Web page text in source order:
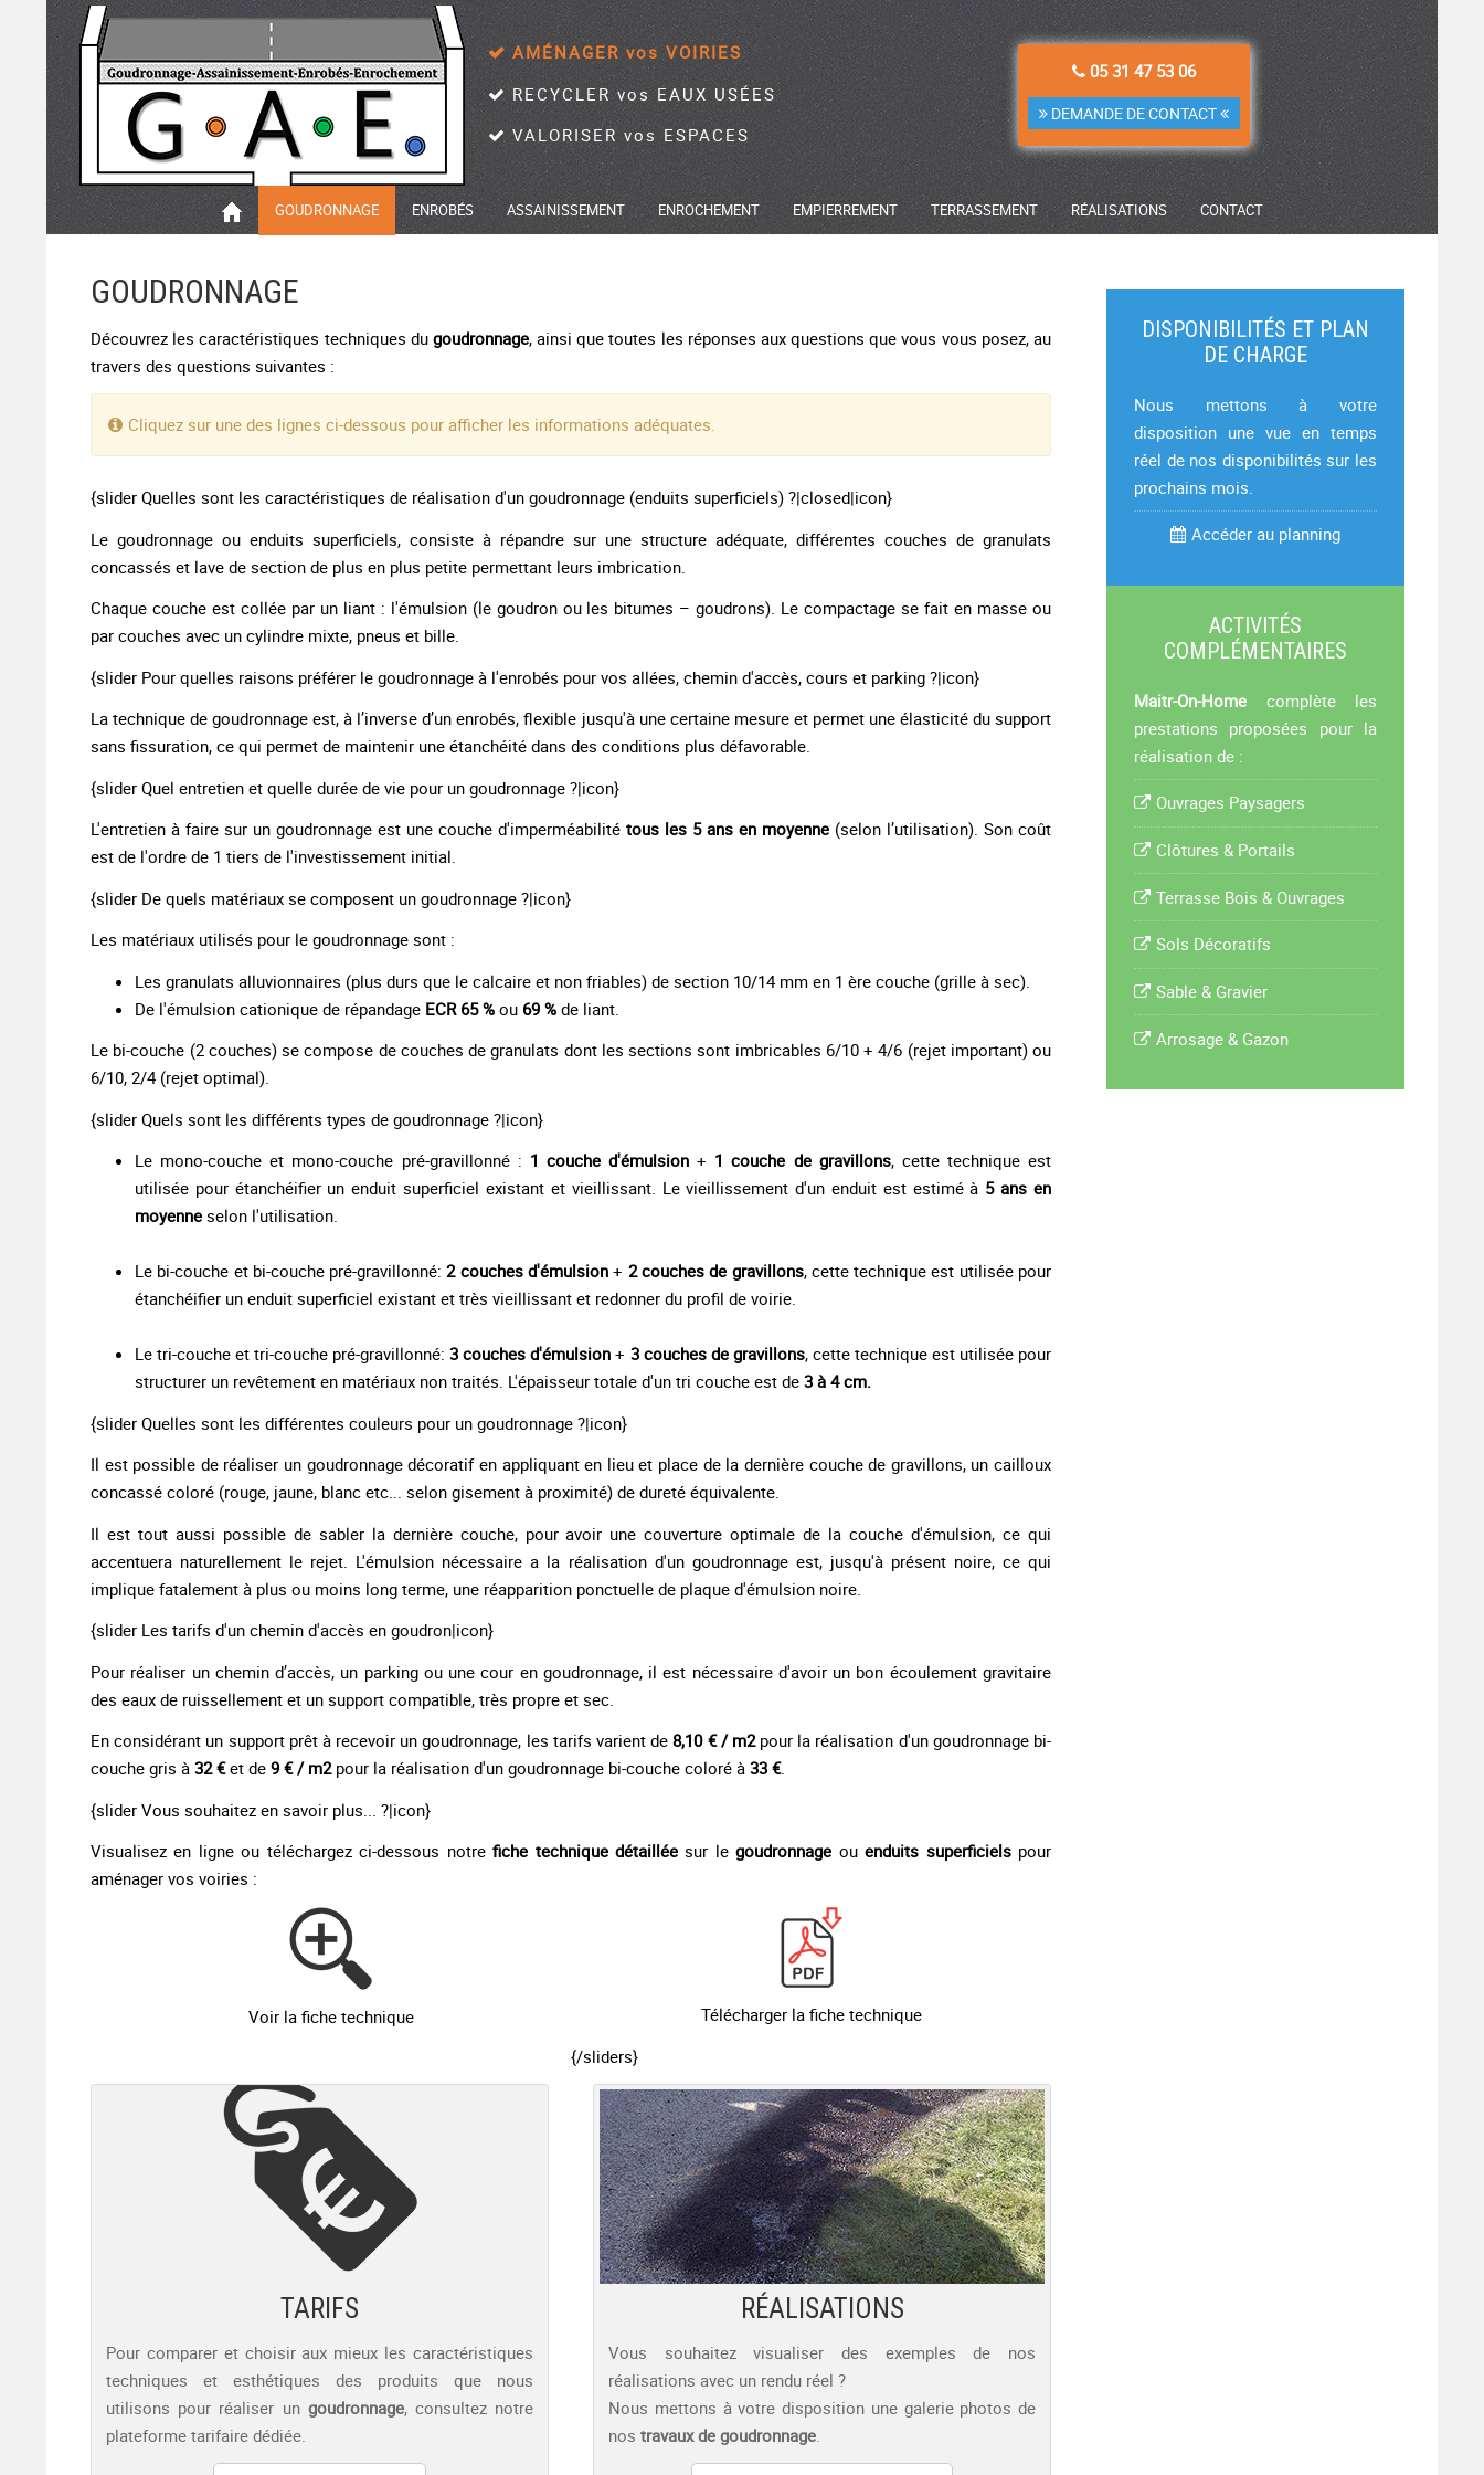
05 31 47 53 06
DEMANDE DE CONTACT
AMÉNAGER vos VOIRIES
RECYCLER vos EAUX USÉES
VALORISER vos ESPACES
GOUDRONNAGE ENROBÉS ASSAINISSEMENT ENROCHEMENT EMPIERREMENT TERRASSEMENT RÉALISATIONS CONTACT
GOUDRONNAGE
Découvrez les caractéristiques techniques du goudronnage, ainsi que toutes les réponses aux questions que vous vous posez, au
travers des questions suivantes :
Cliquez sur une des lignes ci-dessous pour afficher les informations adéquates.
{slider Quelles sont les caractéristiques de réalisation d'un goudronnage (enduits superficiels) ?|closed|icon}
Le goudronnage ou enduits superficiels, consiste à répandre sur une structure adéquate, différentes couches de granulats
concassés et lave de section de plus en plus petite permettant leurs imbrication.
Chaque couche est collée par un liant : l'émulsion (le goudron ou les bitumes – goudrons). Le compactage se fait en masse ou
par couches avec un cylindre mixte, pneus et bille.
{slider Pour quelles raisons préférer le goudronnage à l'enrobés pour vos allées, chemin d'accès, cours et parking ?|icon}
La technique de goudronnage est, à l’inverse d’un enrobés, flexible jusqu'à une certaine mesure et permet une élasticité du support
sans fissuration, ce qui permet de maintenir une étanchéité dans des conditions plus défavorable.
{slider Quel entretien et quelle durée de vie pour un goudronnage ?|icon}
L'entretien à faire sur un goudronnage est une couche d'imperméabilité tous les 5 ans en moyenne (selon l’utilisation). Son coût
est de l'ordre de 1 tiers de l'investissement initial.
{slider De quels matériaux se composent un goudronnage ?|icon}
Les matériaux utilisés pour le goudronnage sont :
Les granulats alluvionnaires (plus durs que le calcaire et non friables) de section 10/14 mm en 1 ère couche (grille à sec).
De l'émulsion cationique de répandage ECR 65 % ou 69 % de liant.
Le bi-couche (2 couches) se compose de couches de granulats dont les sections sont imbricables 6/10 + 4/6 (rejet important) ou
6/10, 2/4 (rejet optimal).
{slider Quels sont les différents types de goudronnage ?|icon}
Le mono-couche et mono-couche pré-gravillonné : 1 couche d'émulsion + 1 couche de gravillons, cette technique est
utilisée pour étanchéifier un enduit superficiel existant et vieillissant. Le vieillissement d'un enduit est estimé à 5 ans en
moyenne selon l'utilisation.
Le bi-couche et bi-couche pré-gravillonné:2 couches d'émulsion + 2 couches de gravillons, cette technique est utilisée pour
étanchéifier un enduit superficiel existant et très vieillissant et redonner du profil de voirie.
Le tri-couche et tri-couche pré-gravillonné:3 couches d'émulsion + 3 couches de gravillons, cette technique est utilisée pour
structurer un revêtement en matériaux non traités. L'épaisseur totale d'un tri couche est de 3 à 4 cm.
{slider Quelles sont les différentes couleurs pour un goudronnage ?|icon}
Il est possible de réaliser un goudronnage décoratif en appliquant en lieu et place de la dernière couche de gravillons, un cailloux
concassé coloré (rouge, jaune, blanc etc... selon gisement à proximité) de dureté équivalente.
Il est tout aussi possible de sabler la dernière couche, pour avoir une couverture optimale de la couche d'émulsion, ce qui
accentuera naturellement le rejet. L'émulsion nécessaire a la réalisation d'un goudronnage est, jusqu'à présent noire, ce qui
implique fatalement à plus ou moins long terme, une réapparition ponctuelle de plaque d'émulsion noire.
{slider Les tarifs d'un chemin d'accès en goudron|icon}
Pour réaliser un chemin d’accès, un parking ou une cour en goudronnage, il est nécessaire d'avoir un bon écoulement gravitaire
des eaux de ruissellement et un support compatible, très propre et sec.
En considérant un support prêt à recevoir un goudronnage, les tarifs varient de8,10 € / m2pour la réalisation d'un goudronnage bi-
couche gris à 32 €et de 9 € / m2pour la réalisation d'un goudronnage bi-couche coloré à 33 €.
{slider Vous souhaitez en savoir plus... ?|icon}
Visualisez en ligne ou téléchargez ci-dessous notrefiche technique détailléesur legoudronnage ouenduits superficielspour
aménager vos voiries :
Voir la fiche technique
Télécharger la fiche technique
{/sliders}
TARIFS
Pour comparer et choisir aux mieux les caractéristiques
techniques et esthétiques des produits que nous
utilisons pour réaliser un goudronnage, consultez notre
plateforme tarifaire dédiée.
RÉALISATIONS
Vous souhaitez visualiser des exemples de nos
réalisations avec un rendu réel ?
Nous mettons à votre disposition une galerie photos de
nos travaux de goudronnage
DISPONIBILITÉS ET PLAN
DE CHARGE
Nous mettons à votre
disposition une vue en temps
réel de nos disponibilités sur les
prochains mois.
Accéder au planning
ACTIVITÉS
COMPLÉMENTAIRES
Maitr-On-Home complète les
prestations proposées pour la
réalisation de :
Ouvrages Paysagers
Clôtures & Portails
Terrasse Bois & Ouvrages
Sols Décoratifs
Sable & Gravier
Arrosage & Gazon